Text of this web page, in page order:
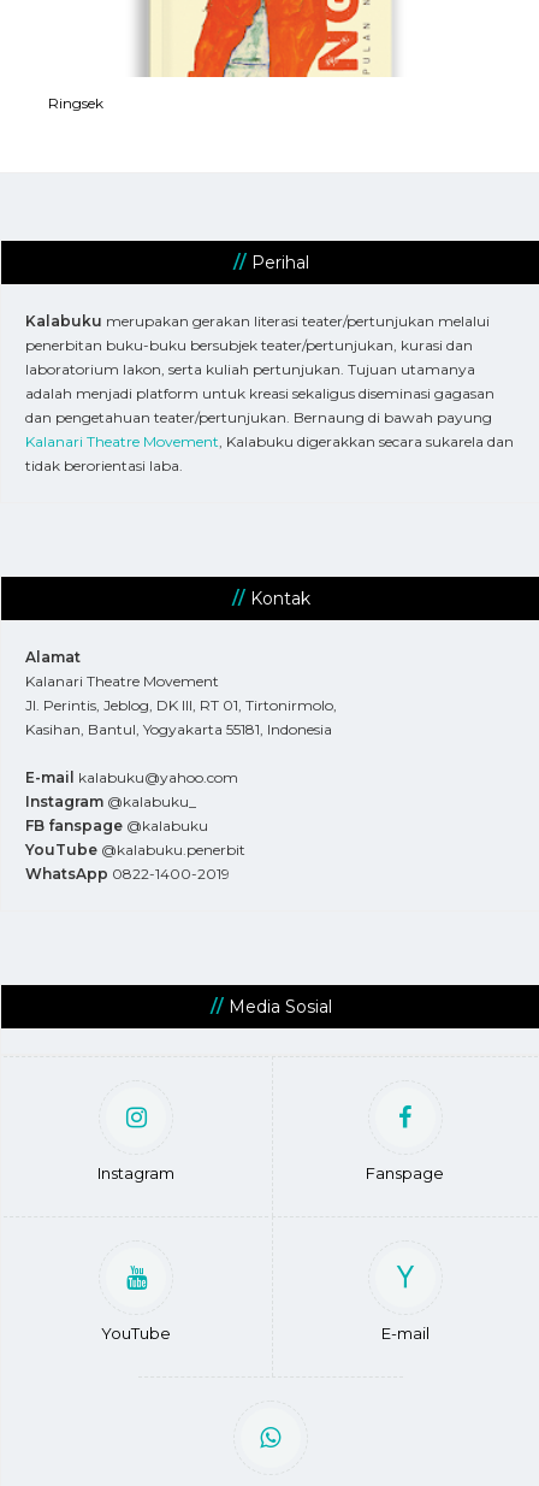
Ringsek
Perihal
Kalabuku merupakan gerakan literasi teater/pertunjukan melalui
penerbitan buku-buku bersubjek teater/pertunjukan, kurasi dan
laboratorium lakon, serta kuliah pertunjukan. Tujuan utamanya
adalah menjadi platform untuk kreasi sekaligus diseminasi gagasan
dan pengetahuan teater/pertunjukan. Bernaung di bawah payung
Kalanari Theatre Movement, Kalabuku digerakkan secara sukarela dan
tidak berorientasi laba.
Kontak
Alamat
Kalanari Theatre Movement
Jl. Perintis, Jeblog, DK III, RT 01, Tirtonirmolo,
Kasihan, Bantul, Yogyakarta 55181, Indonesia
E-mail kalabuku@yahoo.com
Instagram @kalabuku_
FB fanspage @kalabuku
YouTube @kalabuku.penerbit
WhatsApp 0822-1400-2019
Media Sosial
Instagram Fanspage
YouTube E-mail